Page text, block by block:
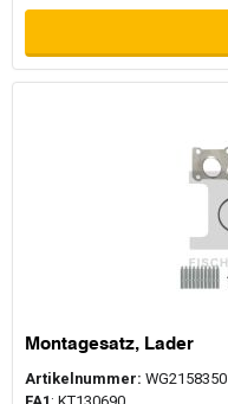
Montagesatz, Lader
Artikelnummer: WG2158350